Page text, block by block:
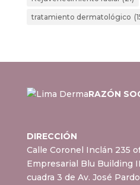
tratamiento dermatológico
RAZÓN
DIRECCIÓN
Calle Coronel Inclán 235
Empresarial Blu Building
cuadra 3 de Av. José